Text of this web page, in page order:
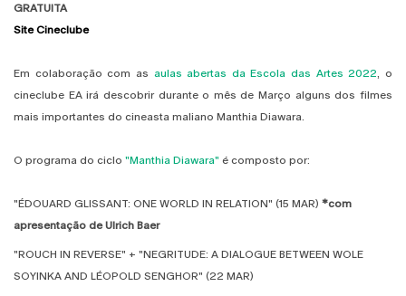
GRATUITA
Site Cineclube
Em colaboração com as aulas abertas da Escola das Artes 2022, o
cineclube EA irá descobrir durante o mês de Março alguns dos filmes
mais importantes do cineasta maliano Manthia Diawara.
O programa do ciclo "Manthia Diawara" é composto por:
"ÉDOUARD GLISSANT: ONE WORLD IN RELATION" (15 MAR) *com
apresentação de Ulrich Baer
"ROUCH IN REVERSE" + "NEGRITUDE: A DIALOGUE BETWEEN WOLE
SOYINKA AND LÉOPOLD SENGHOR" (22 MAR)